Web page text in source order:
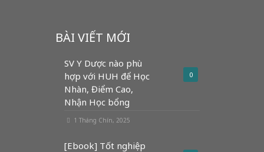
BÀI VIẾT MỚI
0
SV Y Dược nào phù
hợp với HUH để Học
Nhàn, Điểm Cao,
Nhận Học bổng
1 Tháng Chín, 2025
[Ebook] Tốt nghiệp